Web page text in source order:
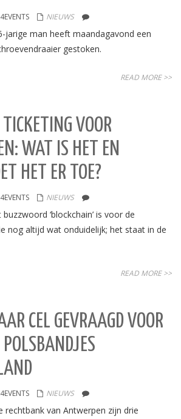
NIEUWS
jarige man heeft maandagavond een
gestoken.
READ MORE >>
VOOR
WAT IS HET EN
HET ER TOE?
NIEUWS
‘blockchain’ is voor de
nog altijd wat onduidelijk; het staat in de
READ MORE >>
CEL GEVRAAGD VOOR
NIEUWS
rechtbank van Antwerpen zijn drie